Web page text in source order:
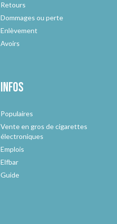
Retours
Dommages ou perte
Enlèvement
Avoirs
Infos
Populaires
Vente en gros de cigarettes
électroniques
Emplois
Elfbar
Guide